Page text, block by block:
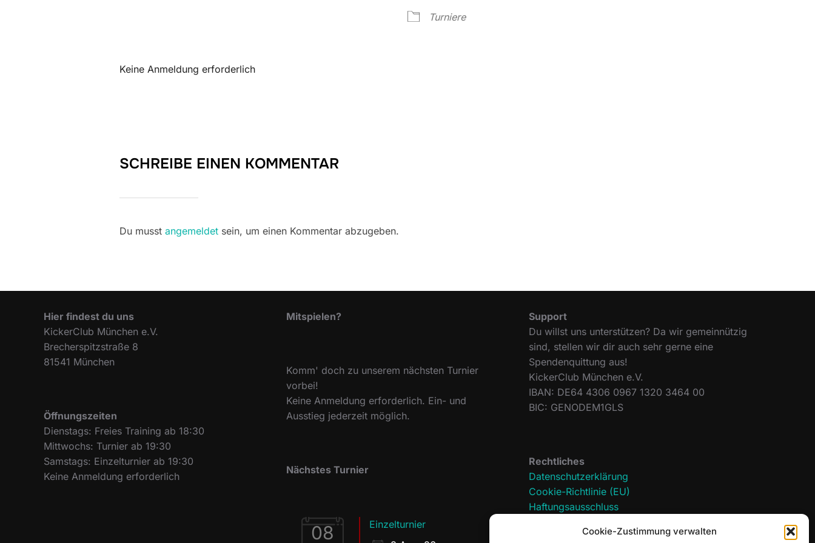
Cookie-Zustimmung verwalten
iCalendar
Turniere
Keine Anmeldung erforderlich
SCHREIBE EINEN KOMMENTAR
Du musst angemeldet sein, um einen Kommentar abzugeben.
Hier findest du uns
KickerClub München e.V.
Brecherspitzstraße 8
81541 München
Öffnungszeiten
Dienstags: Freies Training ab 18:30
Mittwochs: Turnier ab 19:30
Samstags: Einzelturnier ab 19:30
Keine Anmeldung erforderlich
Mitspielen?
Komm' doch zu unserem nächsten Turnier
vorbei!
Keine Anmeldung erforderlich. Ein- und
Ausstieg jederzeit möglich.
Nächstes Turnier
08
Einzelturnier
Support
Du willst uns unterstützen? Da wir gemeinnützig
sind, stellen wir dir auch sehr gerne eine
Spendenquittung aus!
KickerClub München e.V.
IBAN: DE64 4306 0967 1320 3464 00
BIC: GENODEM1GLS
Rechtliches
Datenschutzerklärung
Cookie-Richtlinie (EU)
Haftungsausschluss